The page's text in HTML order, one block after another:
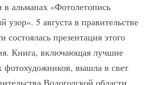
альманах «Фотолетопись
узор». 5 августа в правительстве
состоялась презентация этого
Книга, включающая лучшие
фотохудожников, вышла в свет
Вологодской области,